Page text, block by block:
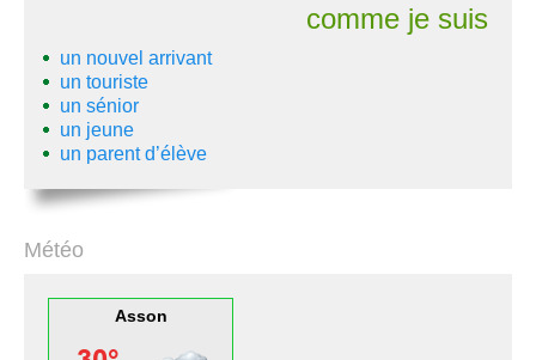
comme je suis
un nouvel arrivant
un touriste
un sénior
un jeune
un parent d’élève
Météo
Asson